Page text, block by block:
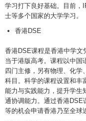
学习打下良好基础。目前，
士等多个国家的大学学习。
香港DSE
香港DSE课程是香港中学文
当于港版高考。课程以中国
四门主修，另有物理、化学
科目。科学的课程设置和丰
能力与实践能力，提升学生
通协调能力。通过香港DSE
等的机会申请香港乃至全球